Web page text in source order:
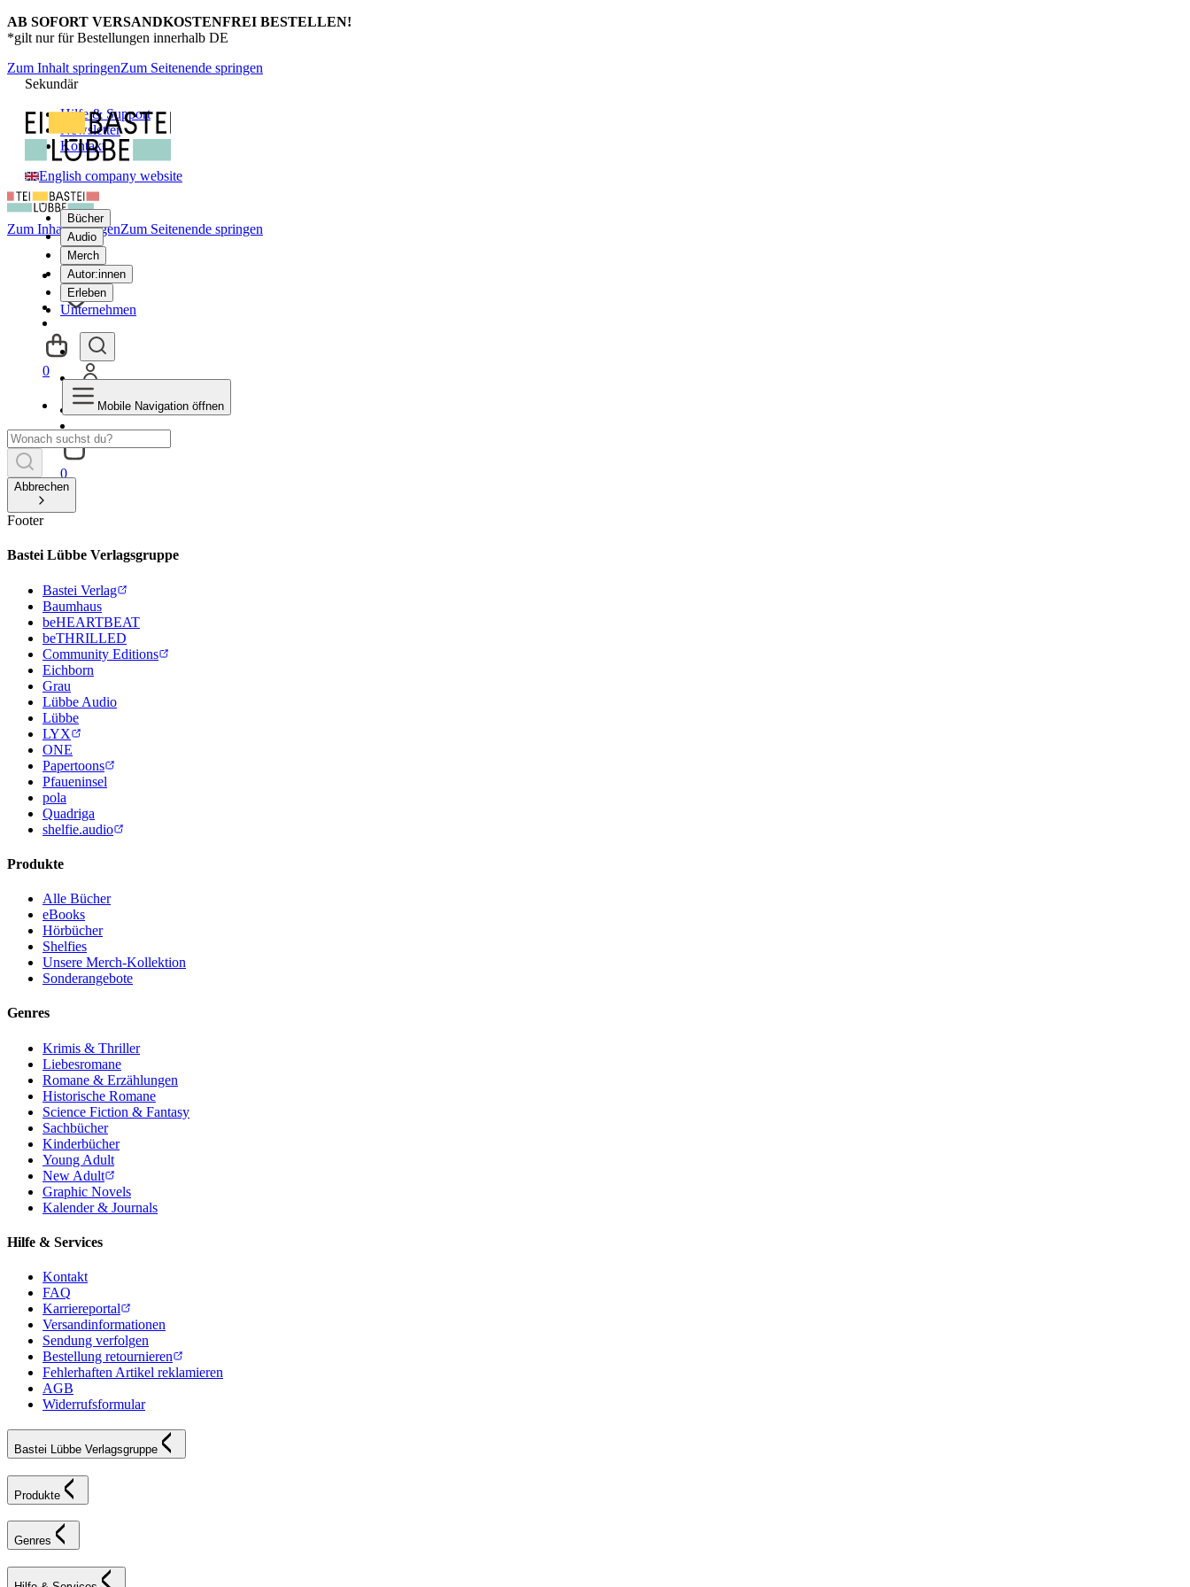
AB SOFORT VERSANDKOSTENFREI BESTELLEN!
*gilt nur für Bestellungen innerhalb DE
Zum Inhalt springenZum Seitenende springen
Sekundär
Hilfe & Support
Newsletter
Kontakt
English company website
Bücher
Audio
Merch
Autor:innen
Erleben
Unternehmen
0
Zum Inhalt springenZum Seitenende springen
0
Mobile Navigation öffnen
Abbrechen
Footer
Bastei Lübbe Verlagsgruppe
Bastei Verlag
Baumhaus
beHEARTBEAT
beTHRILLED
Community Editions
Eichborn
Grau
Lübbe Audio
Lübbe
LYX
ONE
Papertoons
Pfaueninsel
pola
Quadriga
shelfie.audio
Produkte
Alle Bücher
eBooks
Hörbücher
Shelfies
Unsere Merch-Kollektion
Sonderangebote
Genres
Krimis & Thriller
Liebesromane
Romane & Erzählungen
Historische Romane
Science Fiction & Fantasy
Sachbücher
Kinderbücher
Young Adult
New Adult
Graphic Novels
Kalender & Journals
Hilfe & Services
Kontakt
FAQ
Karriereportal
Versandinformationen
Sendung verfolgen
Bestellung retournieren
Fehlerhaften Artikel reklamieren
AGB
Widerrufsformular
Bastei Lübbe Verlagsgruppe
Produkte
Genres